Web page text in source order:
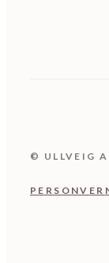
© ULLVEIG
PERSONV ER